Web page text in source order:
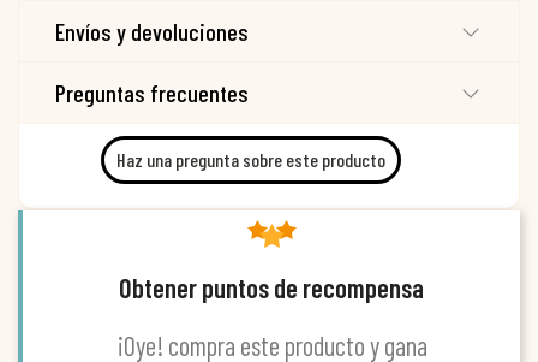
Envíos y devoluciones
Preguntas frecuentes
Haz una pregunta sobre este producto
Obtener puntos de recompensa
¡Oye! compra este producto y gana